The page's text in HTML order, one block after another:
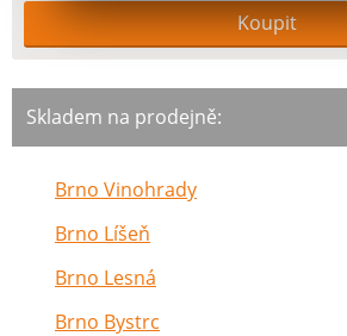
Skladem na prodejně:
Brno Vinohrady
Brno Líšeň
Brno Lesná
Brno Bystrc